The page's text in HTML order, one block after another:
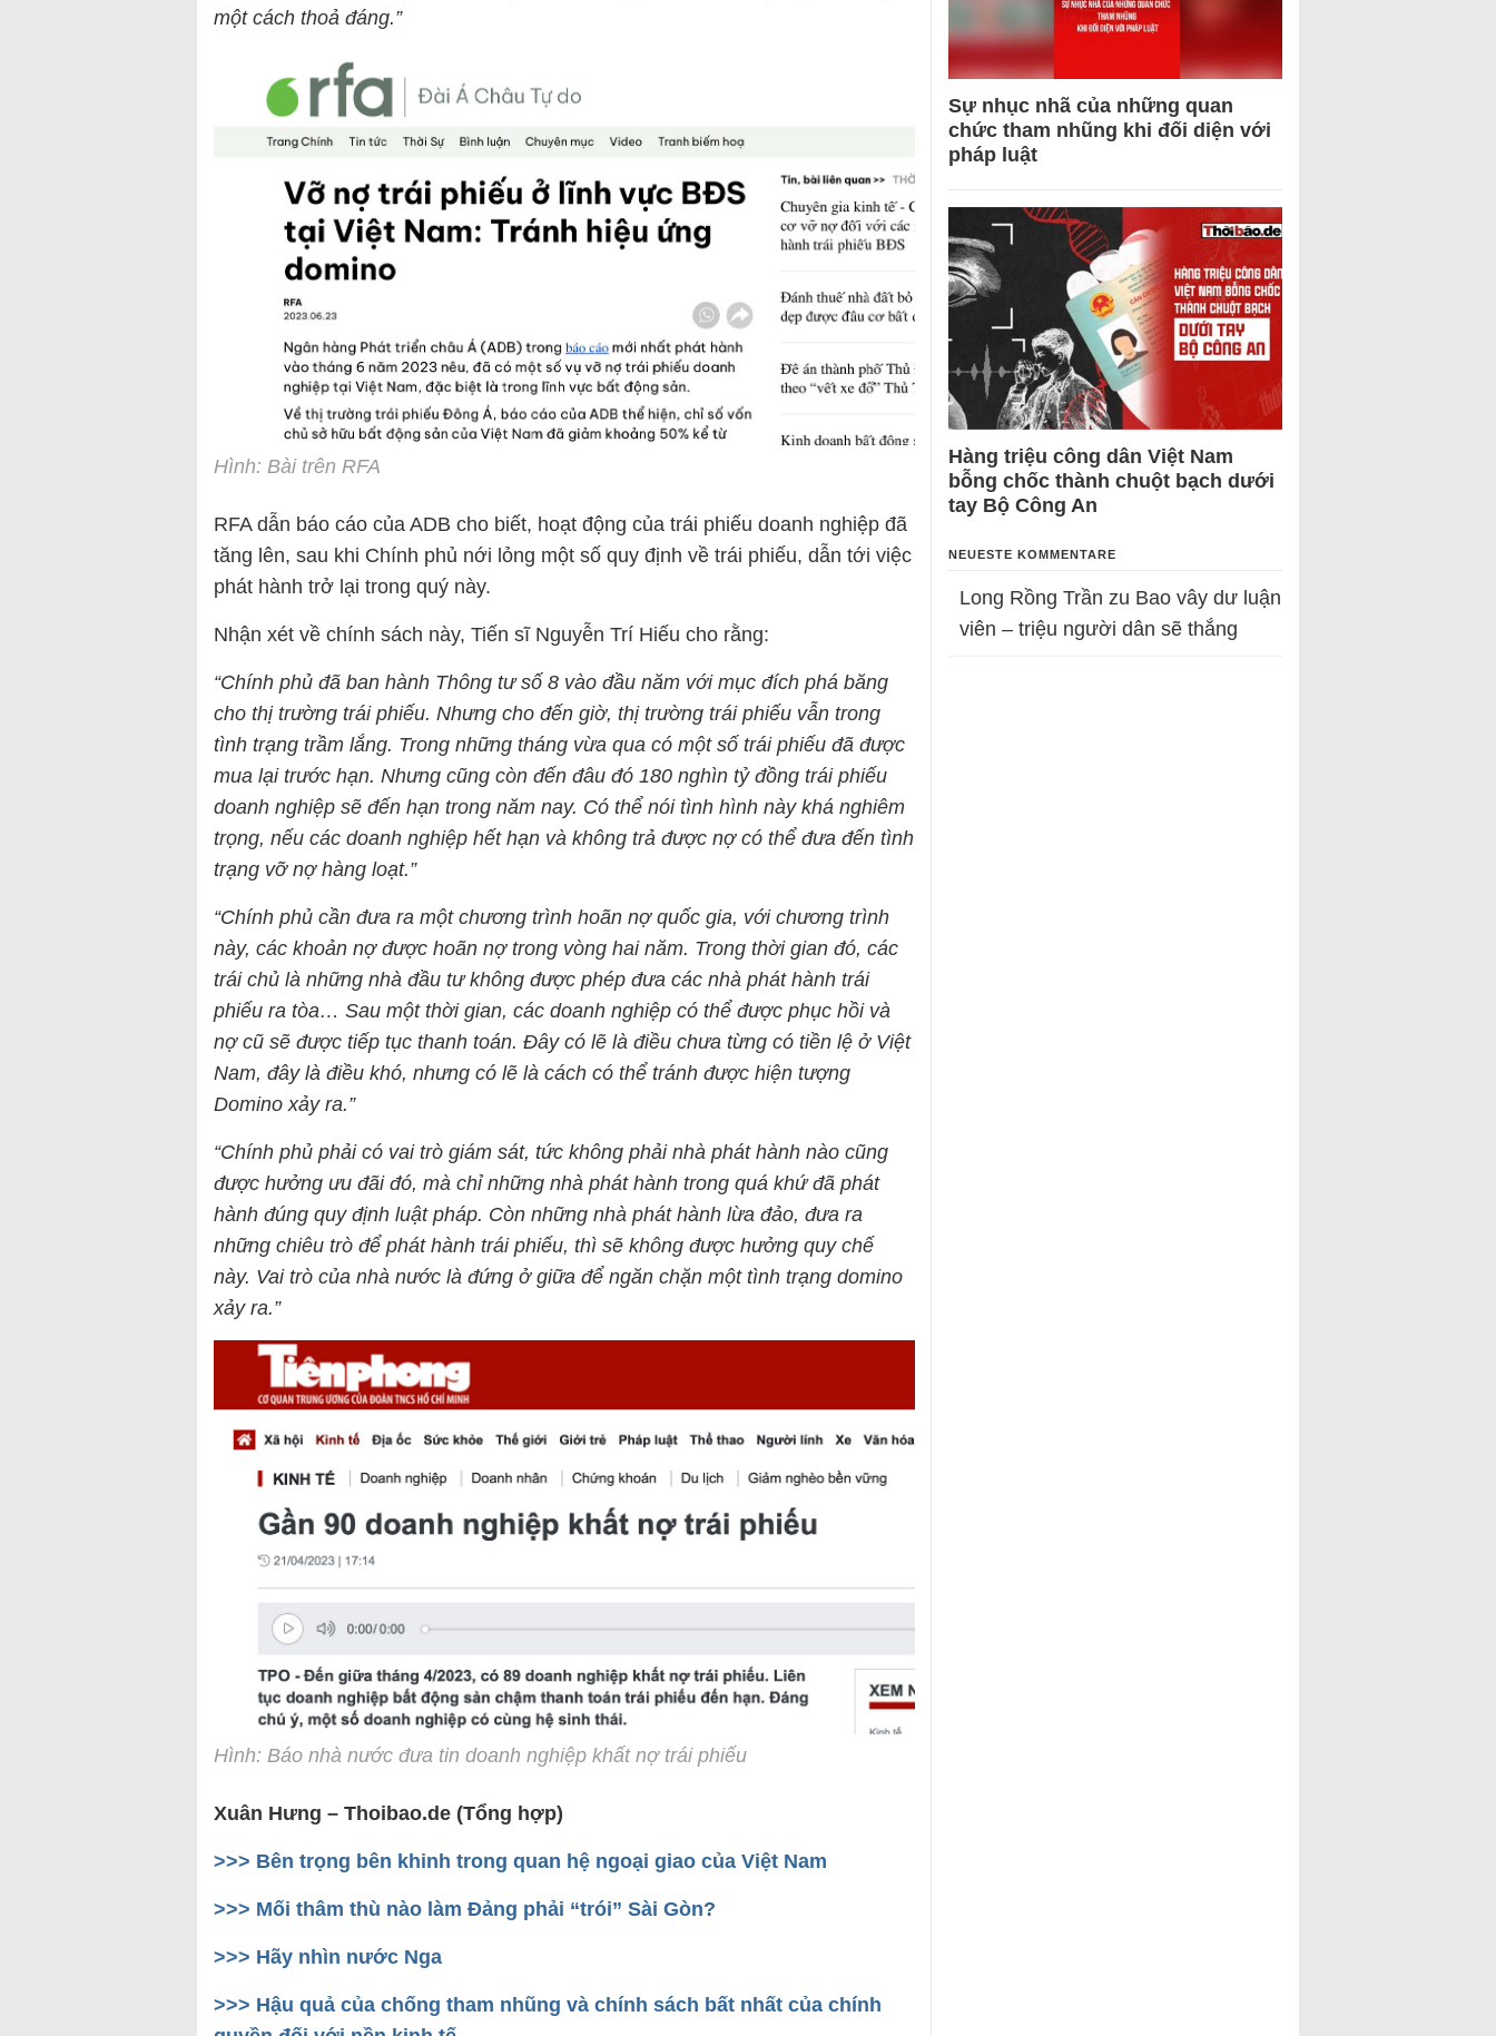
một cách thoả đáng.”
Hình: Bài trên RFA
RFA dẫn báo cáo của ADB cho biết, hoạt động của trái phiếu doanh nghiệp đã
tăng lên, sau khi Chính phủ nới lỏng một số quy định về trái phiếu, dẫn tới việc
phát hành trở lại trong quý này.
Nhận xét về chính sách này, Tiến sĩ Nguyễn Trí Hiếu cho rằng:
“Chính phủ đã ban hành Thông tư số 8 vào đầu năm với mục đích phá băng
cho thị trường trái phiếu. Nhưng cho đến giờ, thị trường trái phiếu vẫn trong
tình trạng trầm lắng. Trong những tháng vừa qua có một số trái phiếu đã được
mua lại trước hạn. Nhưng cũng còn đến đâu đó 180 nghìn tỷ đồng trái phiếu
doanh nghiệp sẽ đến hạn trong năm nay. Có thể nói tình hình này khá nghiêm
trọng, nếu các doanh nghiệp hết hạn và không trả được nợ có thể đưa đến tình
trạng vỡ nợ hàng loạt.”
“Chính phủ cần đưa ra một chương trình hoãn nợ quốc gia, với chương trình
này, các khoản nợ được hoãn nợ trong vòng hai năm. Trong thời gian đó, các
trái chủ là những nhà đầu tư không được phép đưa các nhà phát hành trái
phiếu ra tòa… Sau một thời gian, các doanh nghiệp có thể được phục hồi và
nợ cũ sẽ được tiếp tục thanh toán. Đây có lẽ là điều chưa từng có tiền lệ ở Việt
Nam, đây là điều khó, nhưng có lẽ là cách có thể tránh được hiện tượng
Domino xảy ra.”
“Chính phủ phải có vai trò giám sát, tức không phải nhà phát hành nào cũng
được hưởng ưu đãi đó, mà chỉ những nhà phát hành trong quá khứ đã phát
hành đúng quy định luật pháp. Còn những nhà phát hành lừa đảo, đưa ra
những chiêu trò để phát hành trái phiếu, thì sẽ không được hưởng quy chế
này. Vai trò của nhà nước là đứng ở giữa để ngăn chặn một tình trạng domino
xảy ra.”
Hình: Báo nhà nước đưa tin doanh nghiệp khất nợ trái phiếu
Xuân Hưng – Thoibao.de (Tổng hợp)
>>> Bên trọng bên khinh trong quan hệ ngoại giao của Việt Nam
>>> Mối thâm thù nào làm Đảng phải “trói” Sài Gòn?
>>> Hãy nhìn nước Nga
>>> Hậu quả của chống tham nhũng và chính sách bất nhất của chính
Sự nhục nhã của những quan
chức tham nhũng khi đối diện với
pháp luật
Hàng triệu công dân Việt Nam
bỗng chốc thành chuột bạch dưới
tay Bộ Công An
NEUESTE KOMMENTARE
Long Rồng Trần zu Bao vây dư luận
viên – triệu người dân sẽ thắng